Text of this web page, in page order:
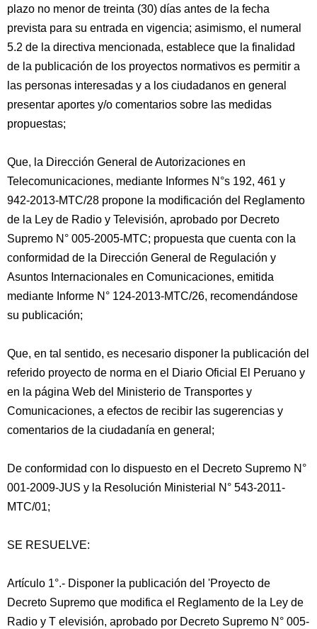
plazo no menor de treinta (30) días antes de la fecha
prevista para su entrada en vigencia; asimismo, el numeral
5.2 de la directiva mencionada, establece que la finalidad
de la publicación de los proyectos normativos es permitir a
las personas interesadas y a los ciudadanos en general
presentar aportes y/o comentarios sobre las medidas
propuestas;
Que, la Dirección General de Autorizaciones en
Telecomunicaciones, mediante Informes N°s 192, 461 y
942-2013-MTC/28 propone la modificación del Reglamento
de la Ley de Radio y Televisión, aprobado por Decreto
Supremo N° 005-2005-MTC; propuesta que cuenta con la
conformidad de la Dirección General de Regulación y
Asuntos Internacionales en Comunicaciones, emitida
mediante Informe N° 124-2013-MTC/26, recomendándose
su publicación;
Que, en tal sentido, es necesario disponer la publicación del
referido proyecto de norma en el Diario Oficial El Peruano y
en la página Web del Ministerio de Transportes y
Comunicaciones, a efectos de recibir las sugerencias y
comentarios de la ciudadanía en general;
De conformidad con lo dispuesto en el Decreto Supremo N°
001-2009-JUS y la Resolución Ministerial N° 543-2011-
MTC/01;
SE RESUELVE:
Artículo 1°.- Disponer la publicación del 'Proyecto de
Decreto Supremo que modifica el Reglamento de la Ley de
Radio y T elevisión, aprobado por Decreto Supremo N° 005-